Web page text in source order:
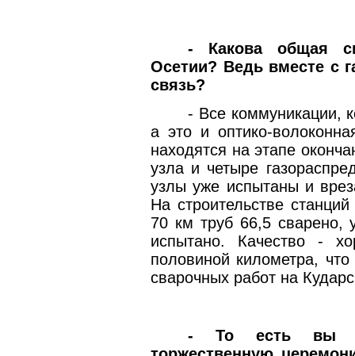
- Какова общая
Осетии? Ведь вместе с
связь?
- Все коммуникации,
а это и оптико-
находятся на этапе
узла и четыре
узлы уже испытаны и
На строительстве
70 км труб 66,5 сварено,
испытано. Качество -
половиной километра,
сварочных работ на
- То есть вы